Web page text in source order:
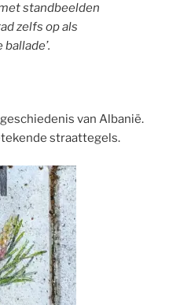
standbeelden
zelfs op als
van Albanië.
straattegels.